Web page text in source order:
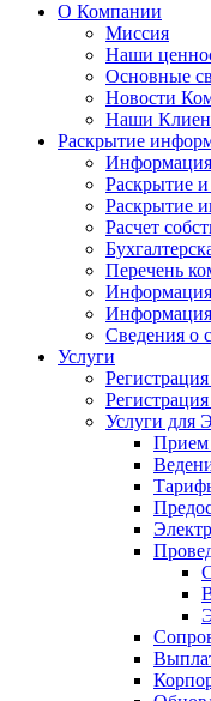
О Компании
Миссия
Наши
Основные
Новости
Наши
Раскрытие
Информация
Раскрытие
Раскрытие
Расчет
Перечень
Информация
Информация
Сведения о
Услуги
Услуги для
Прием